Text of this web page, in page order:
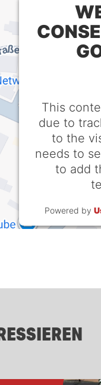
This
due to
to the
needs to
to add
Powered by